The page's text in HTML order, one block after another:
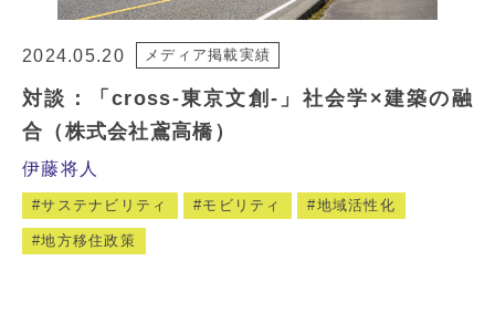
2024.05.20 メディア掲載実績
対談：「cross-東京文創-」社会学×建築の融
合（株式会社鳶高橋）
伊藤将人
サステナビリティ モビリティ 地域活性化
地方移住政策